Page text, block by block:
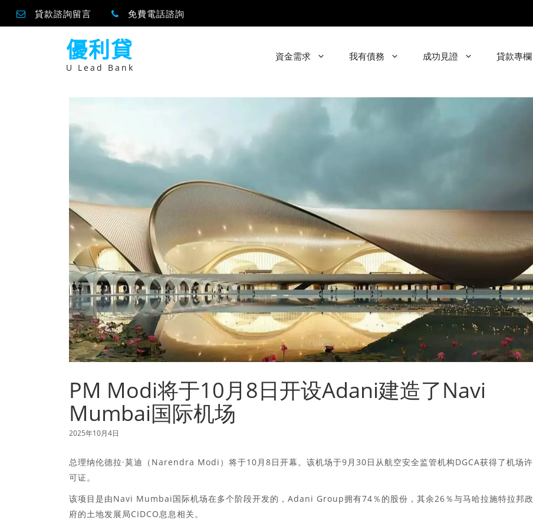
貸款諮詢留言 免費電話諮詢
優利貸
U Lead Bank
資金需求 我有債務 成功見證 貸款專欄
PM Modi将于10月8日开设Adani建造了Navi
Mumbai国际机场
2025年10月4日
总理纳伦德拉·莫迪（Narendra Modi）将于10月8日开幕。该机场于9月30日从航空安全监管机构DGCA获得了机场许
可证。
该项目是由Navi Mumbai国际机场在多个阶段开发的，Adani Group拥有74％的股份，其余26％与马哈拉施特拉邦政
府的土地发展局CIDCO息息相关。